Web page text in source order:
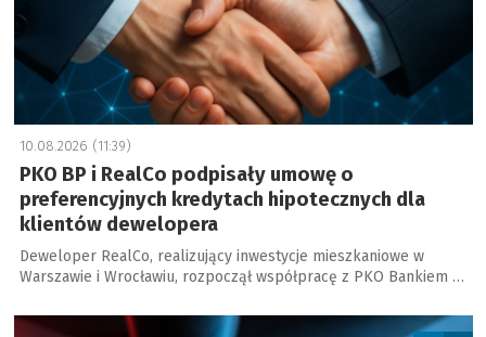
10.08.2026 (11:39)
PKO BP i RealCo podpisały umowę o
preferencyjnych kredytach hipotecznych dla
klientów dewelopera
Deweloper RealCo, realizujący inwestycje mieszkaniowe w
Warszawie i Wrocławiu, rozpoczął współpracę z PKO Bankiem …
a